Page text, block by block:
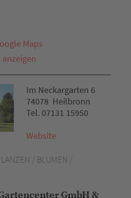
Maps
/ BLUMEN /
GmbH &
Im Neckargarten 6
74078 Heilbronn
Tel. 07131 15950
Website